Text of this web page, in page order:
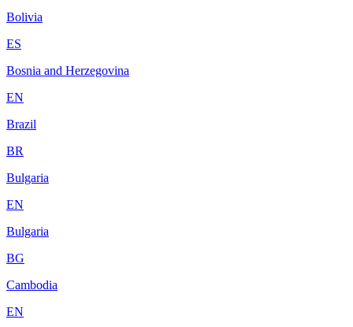
Bolivia
ES
Bosnia and Herzegovina
EN
Brazil
BR
Bulgaria
EN
Bulgaria
BG
Cambodia
EN